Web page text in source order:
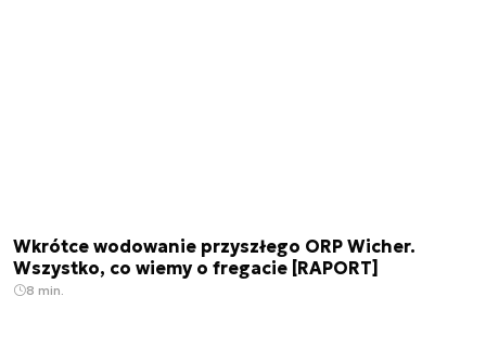
Wkrótce wodowanie przyszłego ORP Wicher.
Wszystko, co wiemy o fregacie [RAPORT]
8 min.